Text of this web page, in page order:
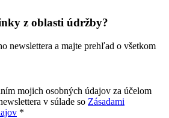
z oblasti údržby?
newslettera a majte prehľad o všetkom
mojich osobných údajov za účelom
v súlade so Zásadami
*